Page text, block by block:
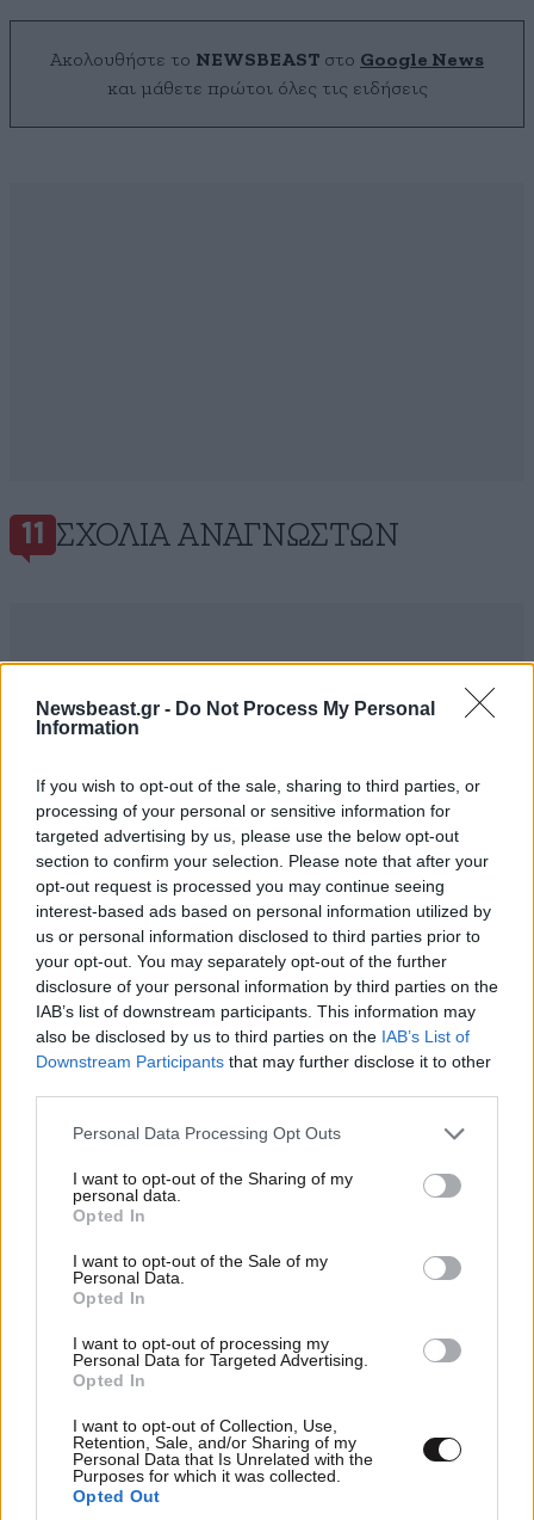
Newsbeast.gr - Do Not Process My Personal
Information
If you wish to opt-out of the sale, sharing to third parties, or
processing of your personal or sensitive information for
targeted advertising by us, please use the below opt-out
section to confirm your selection. Please note that after your
opt-out request is processed you may continue seeing
interest-based ads based on personal information utilized by
us or personal information disclosed to third parties prior to
your opt-out. You may separately opt-out of the further
disclosure of your personal information by third parties on the
IAB’s list of downstream participants. This information may
also be disclosed by us to third parties on the IAB’s List of
Downstream Participants that may further disclose it to other
Please note that this website/app uses one or more Google
not limited to your visit or usage behaviour. You may click to
grant or deny consent to Google and its third-party tags to
use your data for below specified purposes in below Google
consent section.
Personal Data Processing Opt Outs
I want to opt-out of the Sharing of my
personal data.
Opted In
I want to opt-out of the Sale of my
Personal Data.
Opted In
I want to opt-out of processing my
Personal Data for Targeted Advertising.
Opted In
I want to opt-out of Collection, Use,
Retention, Sale, and/or Sharing of my
Personal Data that Is Unrelated with the
Purposes for which it was collected.
Opted Out
Ακολουθήστε το NEWSBEAST στο Google News
και μάθετε πρώτοι όλες τις ειδήσεις
11 ΣΧΌΛΙΑ ΑΝΑΓΝΩΣΤΏΝ
ΠΡΟΣΘΕΣΤΕ ΤΟ ΣΧΟΛΙΟ ΣΑΣ
Xαρακτήρες: 0/1000
Διαβάστε και ακολουθήστε τους κανόνες σχολιασμού
ZOURIDA
Γιατι το δαγκωμενο μηλαρακι απλά δεν εσκασε ζεστό
χρήμα για να διαφημιστει στην ταινία κάτι που έκανε
η ΝΟΚΙΑ. Απλά πράγματα. Χορηγία λέγεται και
συμβαίνει παντου. Που είναι το συνταρακτικό;;;
Απαντήστε